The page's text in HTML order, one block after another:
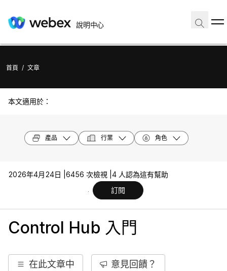
說明中心
首頁 / 文章
本文適用於：
產品 行業 角色
2026年4月24日 | 6456 次檢視 | 4 人認為這有幫助
訂閱
Control Hub 入門
在此文章中 意見回饋？